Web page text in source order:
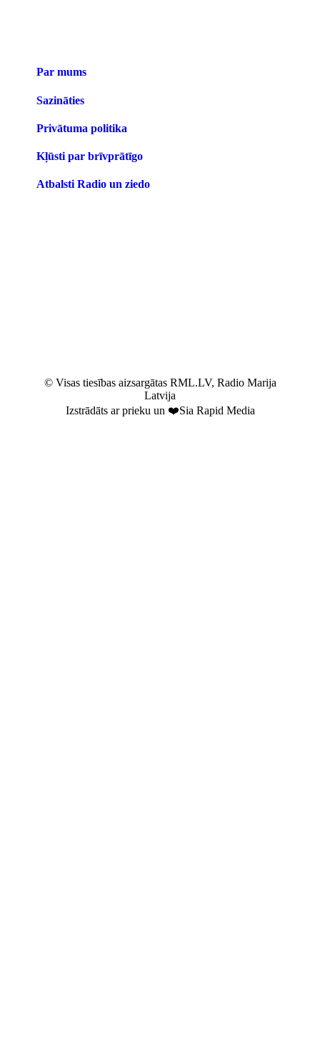
Par mums
Sazināties
Privātuma politika
Kļūsti par brīvprātīgo
Atbalsti Radio un ziedo
© Visas tiesības aizsargātas RML.LV, Radio Marija
Latvija
Izstrādāts ar prieku un ❤️Sia Rapid Media